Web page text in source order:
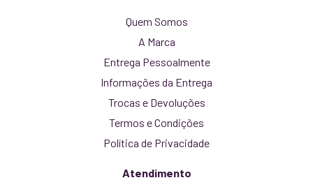
Quem Somos
A Marca
Entrega Pessoalmente
Informações da Entrega
Trocas e Devoluções
Termos e Condições
Política de Privacidade
Atendimento